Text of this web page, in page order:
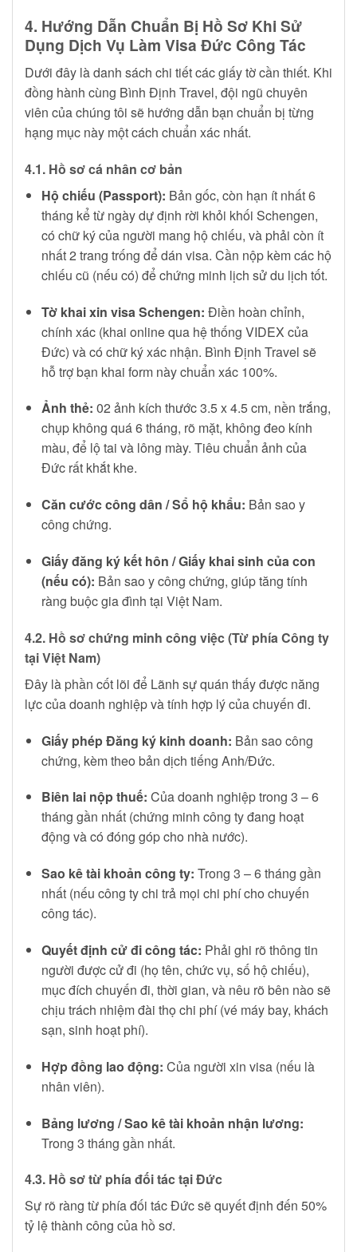
4. Hướng Dẫn Chuẩn Bị Hồ Sơ Khi Sử
Dụng Dịch Vụ Làm Visa Đức Công Tác
Dưới đây là danh sách chi tiết các giấy tờ cần thiết. Khi
đồng hành cùng Bình Định Travel, đội ngũ chuyên
viên của chúng tôi sẽ hướng dẫn bạn chuẩn bị từng
hạng mục này một cách chuẩn xác nhất.
4.1. Hồ sơ cá nhân cơ bản
Hộ chiếu (Passport): Bản gốc, còn hạn ít nhất 6
tháng kể từ ngày dự định rời khỏi khối Schengen,
có chữ ký của người mang hộ chiếu, và phải còn ít
nhất 2 trang trống để dán visa. Cần nộp kèm các hộ
chiếu cũ (nếu có) để chứng minh lịch sử du lịch tốt.
Tờ khai xin visa Schengen: Điền hoàn chỉnh,
chính xác (khai online qua hệ thống VIDEX của
Đức) và có chữ ký xác nhận. Bình Định Travel sẽ
hỗ trợ bạn khai form này chuẩn xác 100%.
Ảnh thẻ: 02 ảnh kích thước 3.5 x 4.5 cm, nền trắng,
chụp không quá 6 tháng, rõ mặt, không đeo kính
màu, để lộ tai và lông mày. Tiêu chuẩn ảnh của
Đức rất khắt khe.
Căn cước công dân / Sổ hộ khẩu: Bản sao y
công chứng.
Giấy đăng ký kết hôn / Giấy khai sinh của con
(nếu có): Bản sao y công chứng, giúp tăng tính
ràng buộc gia đình tại Việt Nam.
4.2. Hồ sơ chứng minh công việc (Từ phía Công ty
tại Việt Nam)
Đây là phần cốt lõi để Lãnh sự quán thấy được năng
lực của doanh nghiệp và tính hợp lý của chuyến đi.
Giấy phép Đăng ký kinh doanh: Bản sao công
chứng, kèm theo bản dịch tiếng Anh/Đức.
Biên lai nộp thuế: Của doanh nghiệp trong 3 – 6
tháng gần nhất (chứng minh công ty đang hoạt
động và có đóng góp cho nhà nước).
Sao kê tài khoản công ty: Trong 3 – 6 tháng gần
nhất (nếu công ty chi trả mọi chi phí cho chuyến
công tác).
Quyết định cử đi công tác: Phải ghi rõ thông tin
người được cử đi (họ tên, chức vụ, số hộ chiếu),
mục đích chuyến đi, thời gian, và nêu rõ bên nào sẽ
chịu trách nhiệm đài thọ chi phí (vé máy bay, khách
sạn, sinh hoạt phí).
Hợp đồng lao động: Của người xin visa (nếu là
nhân viên).
Bảng lương / Sao kê tài khoản nhận lương:
Trong 3 tháng gần nhất.
4.3. Hồ sơ từ phía đối tác tại Đức
Sự rõ ràng từ phía đối tác Đức sẽ quyết định đến 50%
tỷ lệ thành công của hồ sơ.